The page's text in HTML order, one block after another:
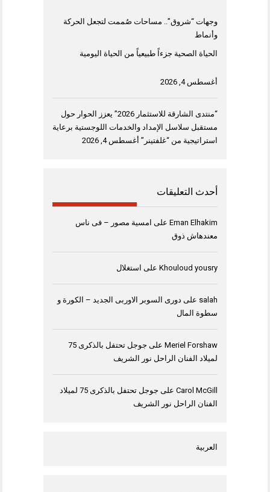
وجهات “شروق”.. مساحات صُممت لتجعل الحركة
وأنماط
الحياة الصحية جزءاً طبيعياً من الحياة اليومية
أغسطس 4, 2026
“منتدى الشارقة للاستثمار 2026” يعزز الحوار حول
مستقبل سلاسل الإمداد والخدمات اللوجستية برعاية
استراتيجية من “غلفتينر” أغسطس 4, 2026
أحدث التعليقات
Eman Elhakim على امسية مصور – فى ناس
معندهاش ذوق
Khouloud yousry على استغلال
salah على دورى السوبر الاوربى الجديد – الكورة و
سطوة المال
Meriel Forshaw على
جوجل تحتفل بالذكرى 75
لميلاد الفنان الراحل نور الشريف
Carol McGill على
جوجل تحتفل بالذكرى 75 لميلاد
الفنان الراحل نور الشريف
العربية